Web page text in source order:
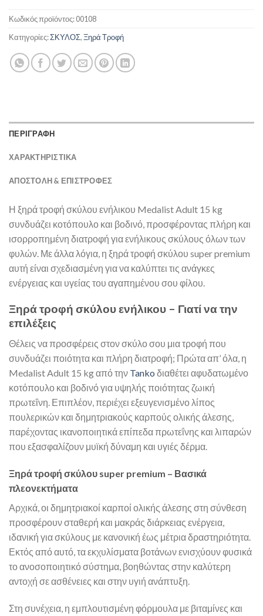
Κωδικός προϊόντος:00108
Κατηγορίες:ΣΚΥΛΟΣ,Ξηρά Τροφή
ΠΕΡΙΓΡΑΦΗ
ΧΑΡΑΚΤΗΡΙΣΤΙΚΑ
ΑΠΟΣΤΟΛΉ & ΕΠΙΣΤΡΟΦΈΣ
Η ξηρά τροφή σκύλου ενήλικου Medalist Adult 15 kg
συνδυάζει κοτόπουλο και βοδινό, προσφέροντας πλήρη και
ισορροπημένη διατροφή για ενήλικους σκύλους όλων των
φυλών. Με άλλα λόγια, η ξηρά τροφή σκύλου super premium
αυτή είναι σχεδιασμένη για να καλύπτει τις ανάγκες
ενέργειας και υγείας του αγαπημένου σου φίλου.
Ξηρά τροφή σκύλου ενήλικου – Γιατί να την
επιλέξεις
Θέλεις να προσφέρεις στον σκύλο σου μια τροφή που
συνδυάζει ποιότητα και πλήρη διατροφή; Πρώτα απ’ όλα, η
Medalist Adult 15 kg από την Tanko διαθέτει αφυδατωμένο
κοτόπουλο και βοδινό για υψηλής ποιότητας ζωική
πρωτεΐνη. Επιπλέον, περιέχει εξευγενισμένο λίπος
πουλερικών και δημητριακούς καρπούς ολικής άλεσης,
παρέχοντας ικανοποιητικά επίπεδα πρωτεΐνης και λιπαρών
που εξασφαλίζουν μυϊκή δύναμη και υγιές δέρμα.
Ξηρά τροφή σκύλου super premium – Βασικά
πλεονεκτήματα
Αρχικά, οι δημητριακοί καρποί ολικής άλεσης στη σύνθεση
προσφέρουν σταθερή και μακράς διάρκειας ενέργεια,
ιδανική για σκύλους με κανονική έως μέτρια δραστηριότητα.
Εκτός από αυτό, τα εκχυλίσματα βοτάνων ενισχύουν φυσικά
το ανοσοποιητικό σύστημα, βοηθώντας στην καλύτερη
αντοχή σε ασθένειες και στην υγιή ανάπτυξη.
Στη συνέχεια, η εμπλουτισμένη φόρμουλα με βιταμίνες και